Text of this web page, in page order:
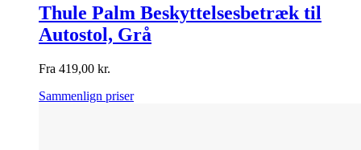
Thule Palm Beskyttelsesbetræk til
Autostol, Grå
Fra 419,00 kr.
Sammenlign priser